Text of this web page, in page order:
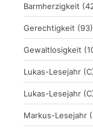
Barmherzigkeit
Gerechtigkeit (93)
Gewaltlosigkeit
Lukas-Lesejahr
Lukas-Lesejahr
Markus-Lesejahr